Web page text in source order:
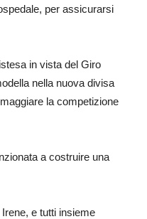
per assicurarsi
in vista del Giro
nella nuova divisa
la competizione
a costruire una
e tutti insieme